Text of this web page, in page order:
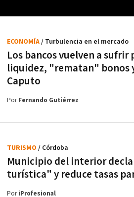
Los bancos vuelven a sufrir
liquidez, "rematan" bonos
Caputo
ECONOMÍA/ Turbulencia en el mercado
PorFernando Gutiérrez
Municipio del interior
turística" y reduce tasas
TURISMO / Córdoba
PoriProfesional